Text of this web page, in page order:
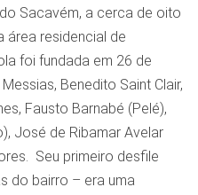
Sacavém, a cerca de oito
área residencial de
foi fundada em 26 de
Benedito Saint Clair,
Fausto Barnabé (Pelé),
José de Ribamar Avelar
Seu primeiro desfile
do bairro – era uma